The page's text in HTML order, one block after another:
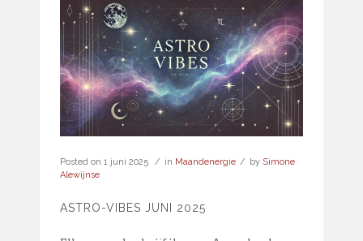
Posted on 1 juni 2025 in Maandenergie by Simone
Alewijnse
ASTRO-VIBES JUNI 2025